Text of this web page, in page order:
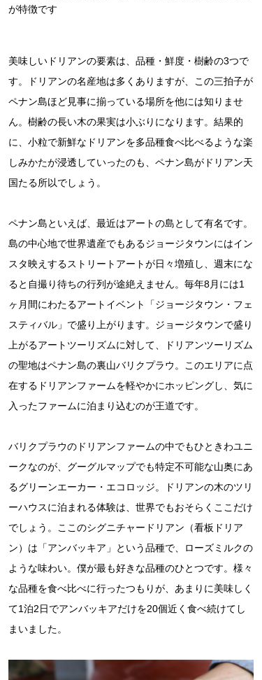
が特徴です
美味しいドリアンの要素は、品種・鮮度・樹齢の3つで
す。ドリアンの名産地は多くありますが、この三拍子が
ペナン島ほど見事に揃っている場所を他には知りませ
ん。樹齢の長い木の果実は小ぶりになります。結果的
に、小粒で新鮮なドリアンを多品種食べ比べるような楽
しみかたが浸透していったのも、ペナン島がドリアン天
国たる所以でしょう。
ペナン島といえば、最近はアートの島として有名です。
島の中心地で世界遺産でもあるジョージタウンにはイン
スタ映えするストリートアートが日々増殖し、週末にな
ると自撮り待ちの行列が途絶えません。毎年8月には1
ヶ月間にわたるアートイベント「ジョージタウン・フェ
スティバル」で盛り上がります。ジョージタウンで盛り
上がるアートツーリズムに対して、ドリアンツーリズム
の聖地はペナン島の裏山バリクプラウ。このエリアに点
在するドリアンファームを軽やかにホッピングし、気に
入ったファームに泊まり込むのが王道です。
バリクプラウのドリアンファームの中でもひときわユニ
ークなのが、グーグルマップでも特定不可能な山奥にあ
るグリーンエーカー・エコロッジ。ドリアンの木のツリ
ーハウスに泊まれる体験は、世界でもおそらくここだけ
でしょう。ここのシグニチャードリアン（看板ドリア
ン）は「アンバッキア」という品種で、ローズミルクの
ような味わい。僕が最も好きな品種のひとつです。様々
な品種を食べ比べに行ったつもりが、あまりに美味しく
て1泊2日でアンバッキアだけを20個近く食べ続けてし
まいました。